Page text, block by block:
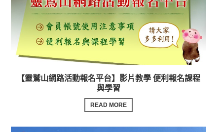
【靈鷲山網路活動報名平台】影片教學 便利報名課程
與學習
READ MORE